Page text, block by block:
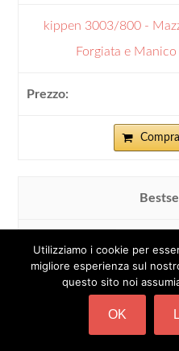
kippen 3003/800 -
Forgiata e
Utilizziamo i cookie per
migliore esperienza sul
questo sito noi
OK